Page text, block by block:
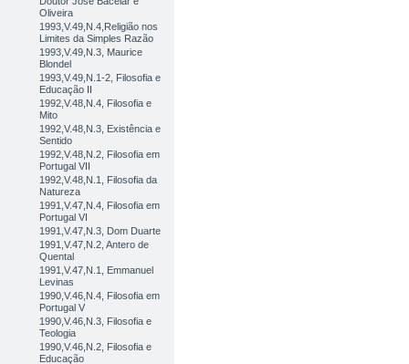
Oliveira
1993,V.49,N.4,Religião nos
Limites da Simples Razão
1993,V.49,N.3, Maurice
Blondel
1993,V.49,N.1-2, Filosofia e
Educação II
1992,V.48,N.4, Filosofia e
Mito
1992,V.48,N.3, Existência e
Sentido
1992,V.48,N.2, Filosofia em
Portugal VII
1992,V.48,N.1, Filosofia da
Natureza
1991,V.47,N.4, Filosofia em
Portugal VI
1991,V.47,N.3, Dom Duarte
1991,V.47,N.2, Antero de
Quental
1991,V.47,N.1, Emmanuel
Levinas
1990,V.46,N.4, Filosofia em
Portugal V
1990,V.46,N.3, Filosofia e
Teologia
1990,V.46,N.2, Filosofia e
Educação